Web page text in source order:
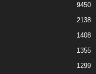
9450
2138
1408
1355
1299